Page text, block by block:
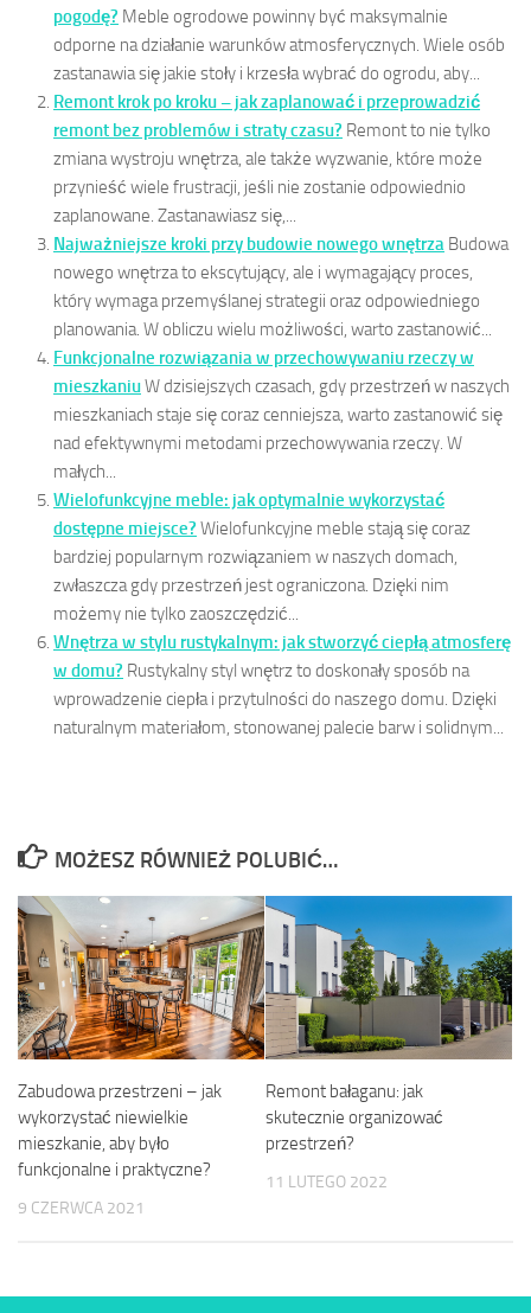
pogodę? Meble ogrodowe powinny być maksymalnie
odporne na działanie warunków atmosferycznych. Wiele osób
zastanawia się jakie stoły i krzesła wybrać do ogrodu, aby...
Remont krok po kroku – jak zaplanować i przeprowadzić
remont bez problemów i straty czasu? Remont to nie tylko
zmiana wystroju wnętrza, ale także wyzwanie, które może
przynieść wiele frustracji, jeśli nie zostanie odpowiednio
zaplanowane. Zastanawiasz się,...
Najważniejsze kroki przy budowie nowego wnętrza Budowa
nowego wnętrza to ekscytujący, ale i wymagający proces,
który wymaga przemyślanej strategii oraz odpowiedniego
planowania. W obliczu wielu możliwości, warto zastanowić...
Funkcjonalne rozwiązania w przechowywaniu rzeczy w
mieszkaniuW dzisiejszych czasach, gdy przestrzeń w naszych
mieszkaniach staje się coraz cenniejsza, warto zastanowić się
nad efektywnymi metodami przechowywania rzeczy. W
małych...
Wielofunkcyjne meble: jak optymalnie wykorzystać
dostępne miejsce? Wielofunkcyjne meble stają się coraz
bardziej popularnym rozwiązaniem w naszych domach,
zwłaszcza gdy przestrzeń jest ograniczona. Dzięki nim
możemy nie tylko zaoszczędzić...
Wnętrza w stylu rustykalnym: jak stworzyć ciepłą atmosferę
w domu? Rustykalny styl wnętrz to doskonały sposób na
wprowadzenie ciepła i przytulności do naszego domu. Dzięki
naturalnym materiałom, stonowanej palecie barw i solidnym...
MOŻESZ RÓWNIEŻ POLUBIĆ…
Zabudowa przestrzeni – jak
wykorzystać niewielkie
mieszkanie, aby było
funkcjonalne i praktyczne?
9 CZERWCA 2021
Remont bałaganu: jak
skutecznie organizować
przestrzeń?
11 LUTEGO 2022